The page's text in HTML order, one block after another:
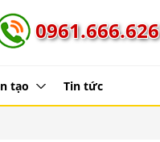
0961.666.626
tạo Tin tức